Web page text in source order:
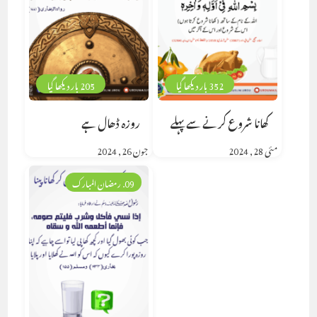
205 بار دیکھا گیا
روزہ ڈھال ہے
جون 26, 2024
352 بار دیکھا گیا
کھانا شروع کرنے سے پہلے
مئی 28, 2024
09. رمضان المبارک